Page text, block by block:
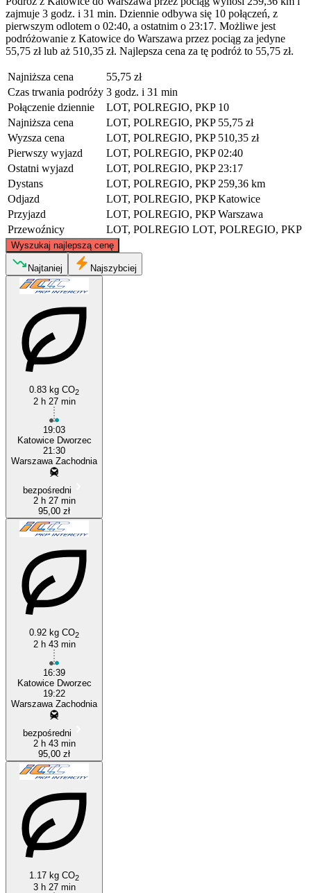
zajmuje 3 godz. i 31 min. Dziennie odbywa się 10 połączeń, z
pierwszym odlotem o 02:40, a ostatnim o 23:17. Możliwe jest
podróżowanie z Katowice do Warszawa przez pociąg za jedyne
55,75 zł lub aż 510,35 zł. Najlepsza cena za tę podróż to 55,75 zł.
Najniższa cena
55,75 zł
Czas trwania podróży 3 godz. i 31 min
Połączenie dziennie
LOT, POLREGIO, PKP 10
Najniższa cena
LOT, POLREGIO, PKP 55,75 zł
Wyzsza cena
LOT, POLREGIO, PKP 510,35 zł
Pierwszy wyjazd
LOT, POLREGIO, PKP 02:40
Ostatni wyjazd
LOT, POLREGIO, PKP 23:17
Dystans
LOT, POLREGIO, PKP 259,36 km
Odjazd
LOT, POLREGIO, PKP Katowice
Przyjazd
LOT, POLREGIO, PKP Warszawa
Przewoźnicy
LOT, POLREGIO LOT, POLREGIO, PKP
Wyszukaj najlepszą cenę
©CARTO , ©OpenStreetMapcontributors
Najtaniej Najszybciej
0.83 kg CO2
2 h 27 min
19:03
Katowice Dworzec
21:30
Warszawa Zachodnia
bezpośredni
2 h 27 min
95,00 zł
0.92 kg CO2
2 h 43 min
16:39
Katowice Dworzec
19:22
Warszawa Zachodnia
bezpośredni
2 h 43 min
95,00 zł
1.17 kg CO2
3 h 27 min